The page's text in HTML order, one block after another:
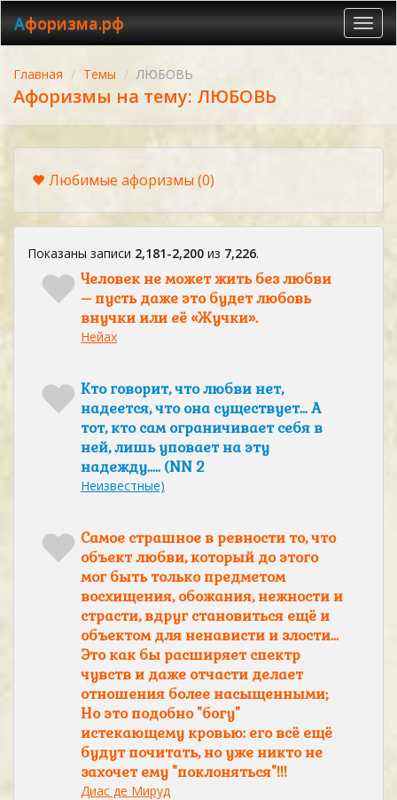
Афоризма.рф
Главная Темы ЛЮБОВЬ
Афоризмы на тему: ЛЮБОВЬ
Любимые афоризмы (0)
Показаны записи 2,181-2,200 из 7,226.
Человек не может жить без любви
– пусть даже это будет любовь
внучки или её «Жучки».
Нейах
Кто говорит, что любви нет,
надеется, что она существует... А
тот, кто сам ограничивает себя в
ней, лишь уповает на эту
надежду..... (NN 2
Неизвестные)
Самое страшное в ревности то, что
объект любви, который до этого
мог быть только предметом
восхищения, обожания, нежности и
страсти, вдруг становиться ещё и
объектом для ненависти и злости...
Это как бы расширяет спектр
чувств и даже отчасти делает
отношения более насыщенными;
Но это подобно "богу"
истекающему кровью: его всё ещё
будут почитать, но уже никто не
захочет ему "поклоняться"!!!
Диас де Мируд